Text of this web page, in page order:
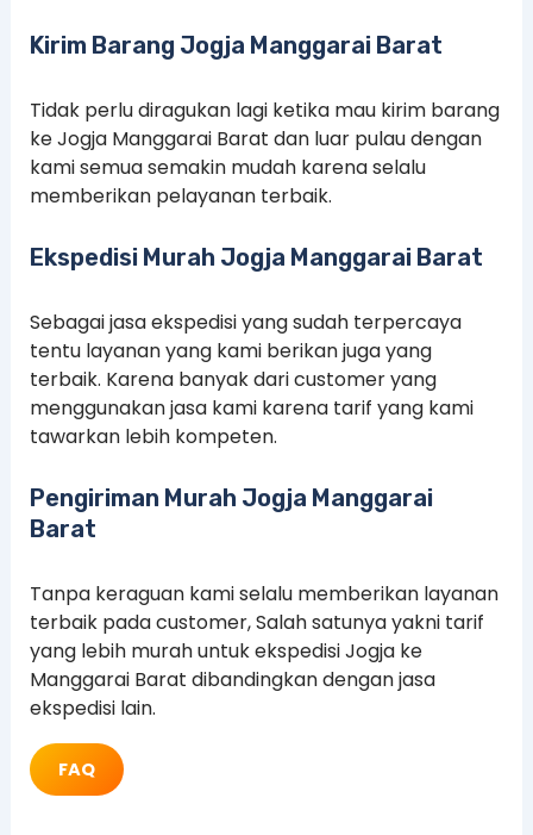
Kirim Barang Jogja Manggarai Barat
Tidak perlu diragukan lagi ketika mau kirim barang
ke Jogja Manggarai Barat dan luar pulau dengan
kami semua semakin mudah karena selalu
memberikan pelayanan terbaik.
Ekspedisi Murah Jogja Manggarai Barat
Sebagai jasa ekspedisi yang sudah terpercaya
tentu layanan yang kami berikan juga yang
terbaik. Karena banyak dari customer yang
menggunakan jasa kami karena tarif yang kami
tawarkan lebih kompeten.
Pengiriman Murah Jogja Manggarai
Barat
Tanpa keraguan kami selalu memberikan layanan
terbaik pada customer, Salah satunya yakni tarif
yang lebih murah untuk ekspedisi Jogja ke
Manggarai Barat dibandingkan dengan jasa
ekspedisi lain.
FAQ